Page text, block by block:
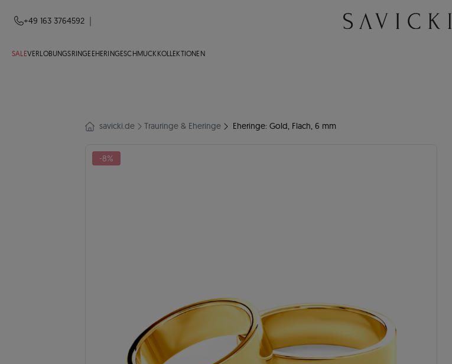
+49 163 3764592
SALEVERLOBUNGSRINGE EHERINGESCHMUCKKOLLEKTIONEN
savicki.de Trauringe & Eheringe Eheringe: Gold, Flach, 6 mm
-8%